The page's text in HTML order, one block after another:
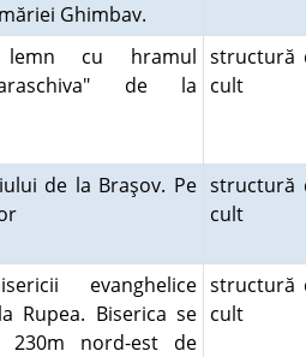
Ghimbav.
cu hramul
de la
structură
cult
de la Braşov. Pe structură
cult
evanghelice
Rupea. Biserica se
nord-est de
structură
cult